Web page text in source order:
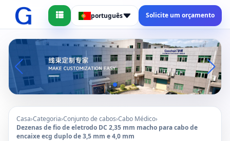
português Solicite um orçamento
Casa›Categoria›Conjunto de cabos›Cabo Médico›
Dezenas de fio de eletrodo DC 2,35 mm macho para cabo de
encaixe ecg duplo de 3,5 mm e 4,0 mm